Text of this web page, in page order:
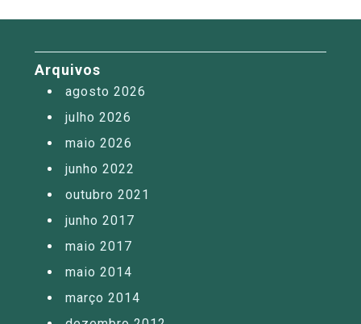
Arquivos
agosto 2026
julho 2026
maio 2026
junho 2022
outubro 2021
junho 2017
maio 2017
maio 2014
março 2014